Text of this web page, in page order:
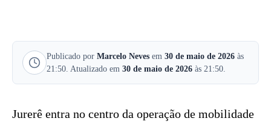
Publicado por Marcelo Neves em 30 de maio de 2026 às
21:50. Atualizado em 30 de maio de 2026 às 21:50.
Jurerê entra no centro da operação de mobilidade